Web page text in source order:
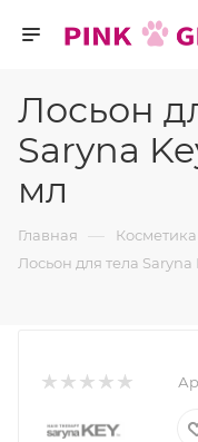
Лосьон
Saryna
мл
Главная — Косметика
Лосьон для тела